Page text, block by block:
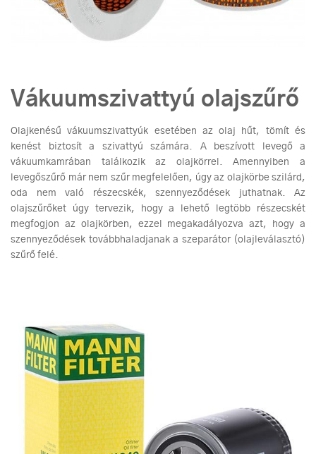
Vákuumszivattyú olajszűrő
Olajkenésű vákuumszivattyúk esetében az olaj hűt, tömít és
kenést biztosít a szivattyú számára. A beszívott levegő a
vákuumkamrában találkozik az olajkörrel. Amennyiben a
levegőszűrő már nem szűr megfelelően, úgy az olajkörbe szilárd,
oda nem való részecskék, szennyeződések juthatnak. Az
olajszűrőket úgy tervezik, hogy a lehető legtöbb részecskét
megfogjon az olajkörben, ezzel megakadályozva azt, hogy a
szennyeződések továbbhaladjanak a szeparátor (olajleválasztó)
szűrő felé.